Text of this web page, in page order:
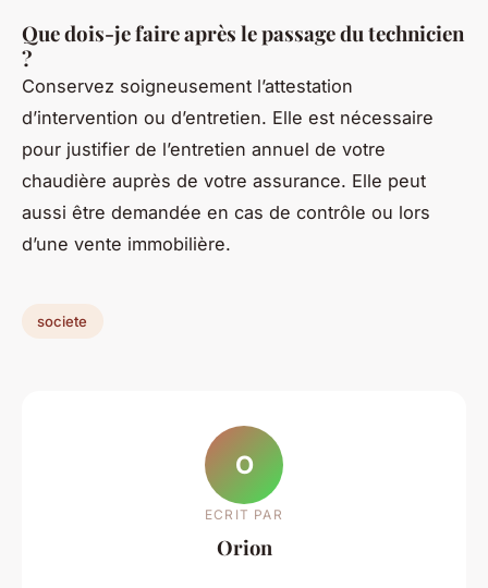
Que dois-je faire après le passage du technicien
?
Conservez soigneusement l’attestation
d’intervention ou d’entretien. Elle est nécessaire
pour justifier de l’entretien annuel de votre
chaudière auprès de votre assurance. Elle peut
aussi être demandée en cas de contrôle ou lors
d’une vente immobilière.
societe
O
ECRIT PAR
Orion